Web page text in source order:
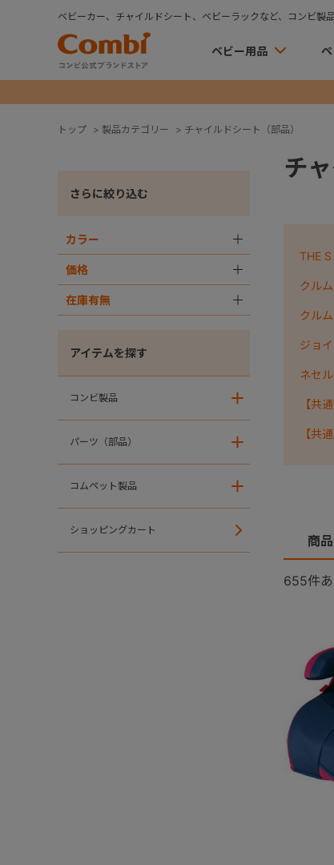
ベビーカー、チャイルドシート、ベビーラックなど、コンビ製
ベビー用品
トップ > 製品カテゴリー > チャイルドシート（部品）
さらに絞り込む
カラー
価格
在庫有無
アイテムを探す
コンビ製品
パーツ（部品）
コムペット製品
ショッピングカート
チ
THE S
クル
クル
ジョ
ネセ
【共
【共
商
655件